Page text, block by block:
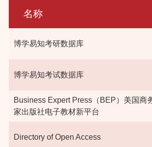
名称
博学易知考研数据库
博学易知考试数据库
Business Expert Press（BEP）美国商
家出版社电子教材新平台
Directory of Open Access